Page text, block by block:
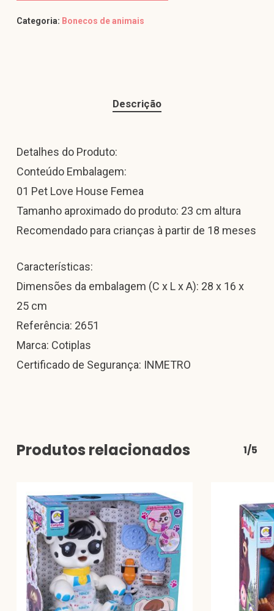
Categoria: Bonecos de animais
Descrição
Detalhes do Produto:
Conteúdo Embalagem:
01 Pet Love House Femea
Tamanho aproximado do produto: 23 cm altura
Recomendado para crianças à partir de 18 meses
Características:
Dimensões da embalagem (C x L x A): 28 x 16 x
25 cm
Referência: 2651
Marca: Cotiplas
Certificado de Segurança: INMETRO
Produtos relacionados 1/5